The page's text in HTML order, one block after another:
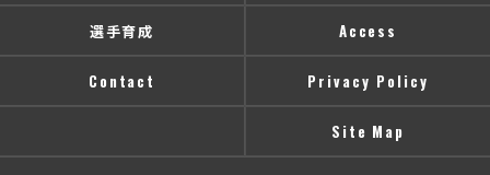
選手育成 Access
Contact Privacy Policy
Site Map